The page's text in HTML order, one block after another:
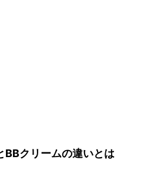
BBクリームの違いとは